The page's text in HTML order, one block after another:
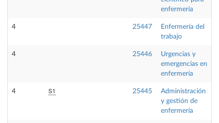
enfermería
4 25447
Enfermería del
trabajo
4 25446
Urgencias y
emergencias en
enfermería
4 S1 25445
Administración
y gestión de
enfermería